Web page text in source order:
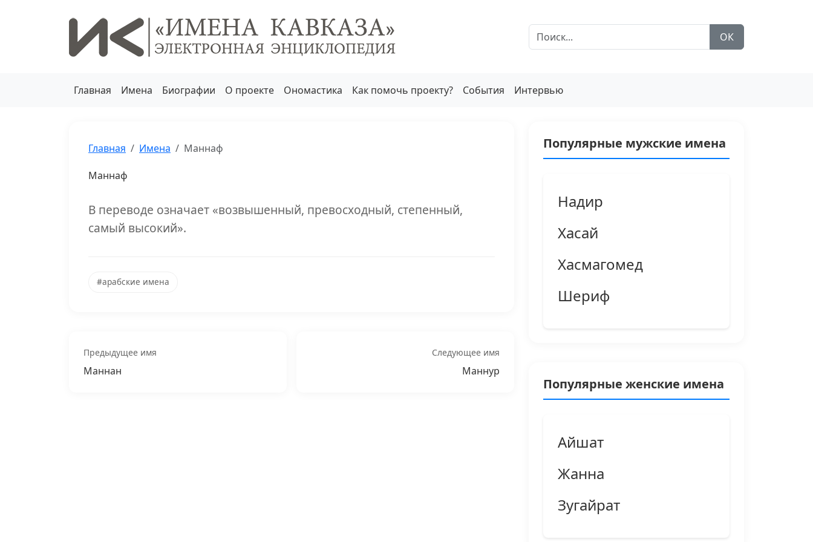
ОК
Главная Имена Биографии О проекте Ономастика Как помочь проекту? События Интервью
Главная Имена Маннаф
Маннаф
В переводе означает «возвышенный, превосходный, степенный,
самый высокий».
#арабские имена
Предыдущее имя
Маннан
Следующее имя
Маннур
Популярные мужские имена
Надир
Хасай
Хасмагомед
Шериф
Популярные женские имена
Айшат
Жанна
Зугайрат